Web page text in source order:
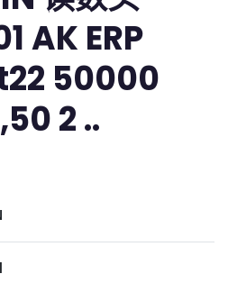
AK ERP
50000
2 ..